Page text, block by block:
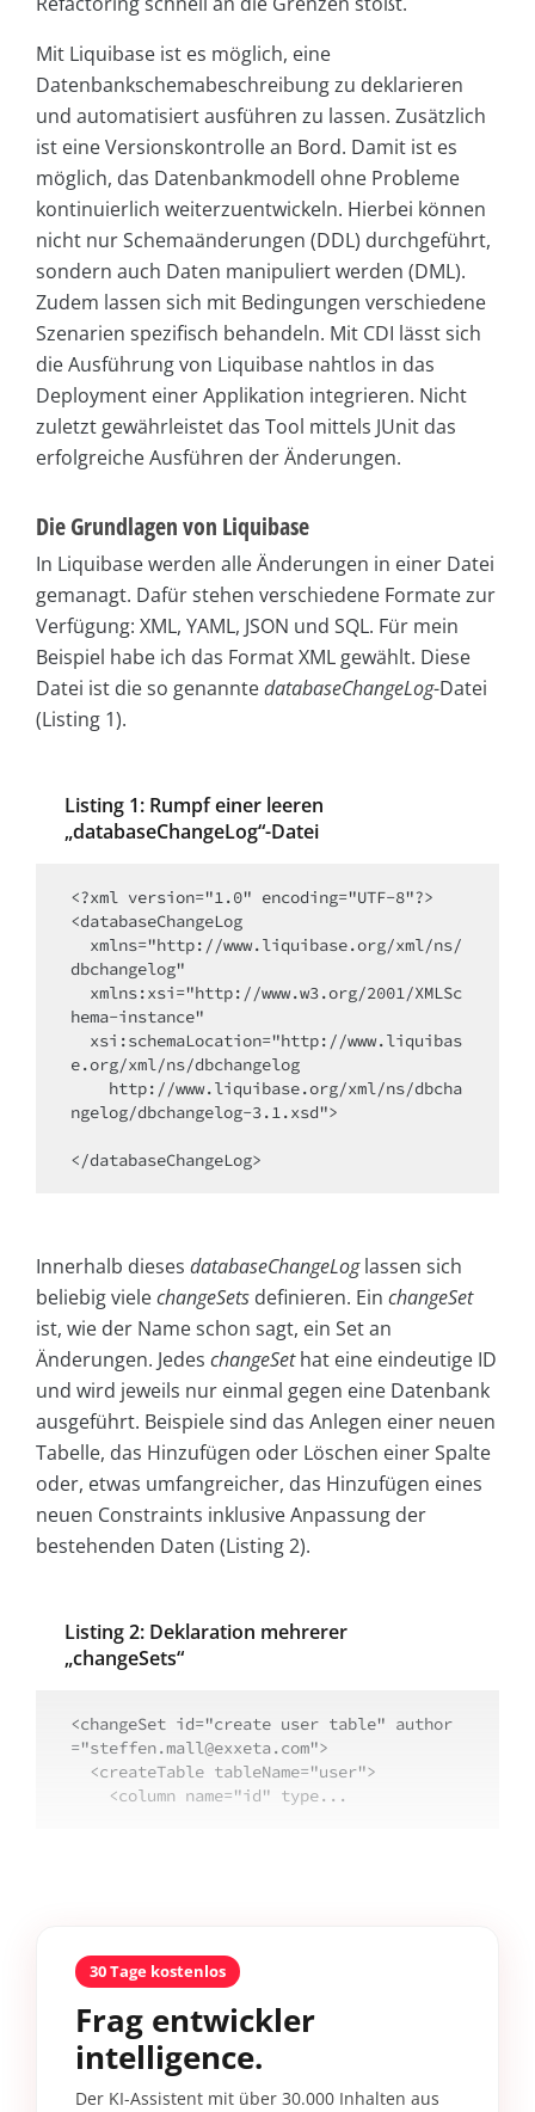
Mit Liquibase ist es möglich, eine
Datenbankschemabeschreibung zu deklarieren
und automatisiert ausführen zu lassen. Zusätzlich
ist eine Versionskontrolle an Bord. Damit ist es
möglich, das Datenbankmodell ohne Probleme
kontinuierlich weiterzuentwickeln. Hierbei können
nicht nur Schemaänderungen (DDL) durchgeführt,
sondern auch Daten manipuliert werden (DML).
Zudem lassen sich mit Bedingungen verschiedene
Szenarien spezifisch behandeln. Mit CDI lässt sich
die Ausführung von Liquibase nahtlos in das
Deployment einer Applikation integrieren. Nicht
zuletzt gewährleistet das Tool mittels JUnit das
erfolgreiche Ausführen der Änderungen.
Die Grundlagen von Liquibase
In Liquibase werden alle Änderungen in einer Datei
gemanagt. Dafür stehen verschiedene Formate zur
Verfügung: XML, YAML, JSON und SQL. Für mein
Beispiel habe ich das Format XML gewählt. Diese
Datei ist die so genanntedatabaseChangeLog-Datei
(Listing 1).
Listing 1: Rumpf einer leeren
„databaseChangeLog“-Datei
<?xml version="1.0" encoding="UTF-8"?>
<databaseChangeLog
dbchangelog"
hema-instance"
e.org/xml/ns/dbchangelog
ngelog/dbchangelog-3.1.xsd">
</databaseChangeLog>
Innerhalb dieses databaseChangeLoglassen sich
beliebig vielechangeSets definieren. Ein changeSet
ist, wie der Name schon sagt, ein Set an
Änderungen. Jedes changeSethat eine eindeutige ID
und wird jeweils nur einmal gegen eine Datenbank
ausgeführt. Beispiele sind das Anlegen einer neuen
Tabelle, das Hinzufügen oder Löschen einer Spalte
oder, etwas umfangreicher, das Hinzufügen eines
neuen Constraints inklusive Anpassung der
bestehenden Daten (Listing 2).
Listing 2: Deklaration mehrerer
„changeSets“
<changeSet id="create user table" author
="steffen.mall@exxeta.com">
    <column name="id" type...
30 Tage kostenlos
Frag entwickler
intelligence.
Der KI-Assistent mit über 30.000 Inhalten aus